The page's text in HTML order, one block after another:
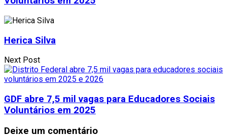
Herica Silva
Next Post
GDF abre 7,5 mil vagas para Educadores Sociais
Voluntários em 2025
Deixe um comentário